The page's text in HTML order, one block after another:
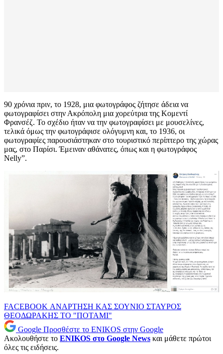
90 χρόνια πριν, το 1928, μια φωτογράφος ζήτησε άδεια να
φωτογραφίσει στην Ακρόπολη μια χορεύτρια της Κομεντί
Φρανσέζ. Το σχέδιο ήταν να την φωτογραφίσει με μουσελίνες,
τελικά όμως την φωτογράφισε ολόγυμνη και, το 1936, οι
φωτογραφίες παρουσιάστηκαν στο τουριστικό περίπτερο της χώρας
μας, στο Παρίσι. Έμειναν αθάνατες, όπως και η φωτογράφος
Nelly”.
FACEBOOK ΑΝΑΡΤΗΣΗ ΚΑΣ ΣΟΥΝΙΟ ΣΤΑΥΡΟΣ
ΘΕΟΔΩΡΑΚΗΣ ΤΟ "ΠΟΤΑΜΙ"
Google Προσθέστε το ENIKOS στην Google
Ακολουθήστε το ENIKOS στο Google News και μάθετε πρώτοι
όλες τις ειδήσεις.